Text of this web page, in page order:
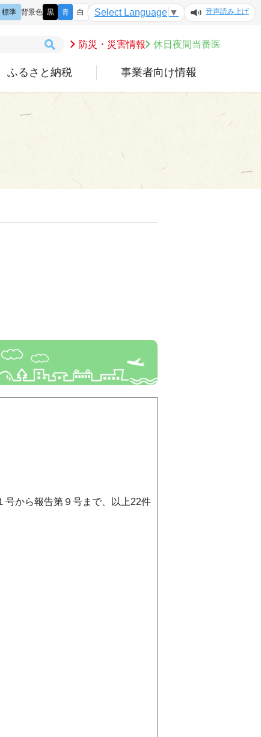
防災・災害情報 休日夜間当番医
ふるさと納税 事業者向け情報
標準 背景色 黒 青 白 Select Language ▼ 音声読み上げ
から報告第９号まで、以上22件